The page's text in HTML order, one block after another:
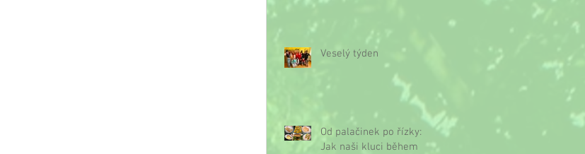
Veselý týden
Od palačinek po řízky:
Jak naši kluci během